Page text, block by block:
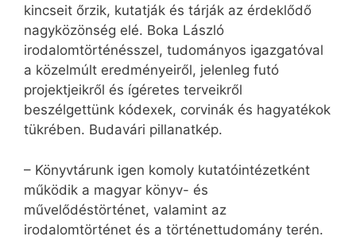
kincseit őrzik, kutatják és tárják az érdeklődő
nagyközönség elé. Boka László
irodalomtörténésszel, tudományos igazgatóval
a közelmúlt eredményeiről, jelenleg futó
projektjeikről és ígéretes terveikről
beszélgettünk kódexek, corvinák és hagyatékok
tükrében. Budavári pillanatkép.
– Könyvtárunk igen komoly kutatóintézetként
működik a magyar könyv- és
művelődéstörténet, valamint az
irodalomtörténet és a történettudomány terén.